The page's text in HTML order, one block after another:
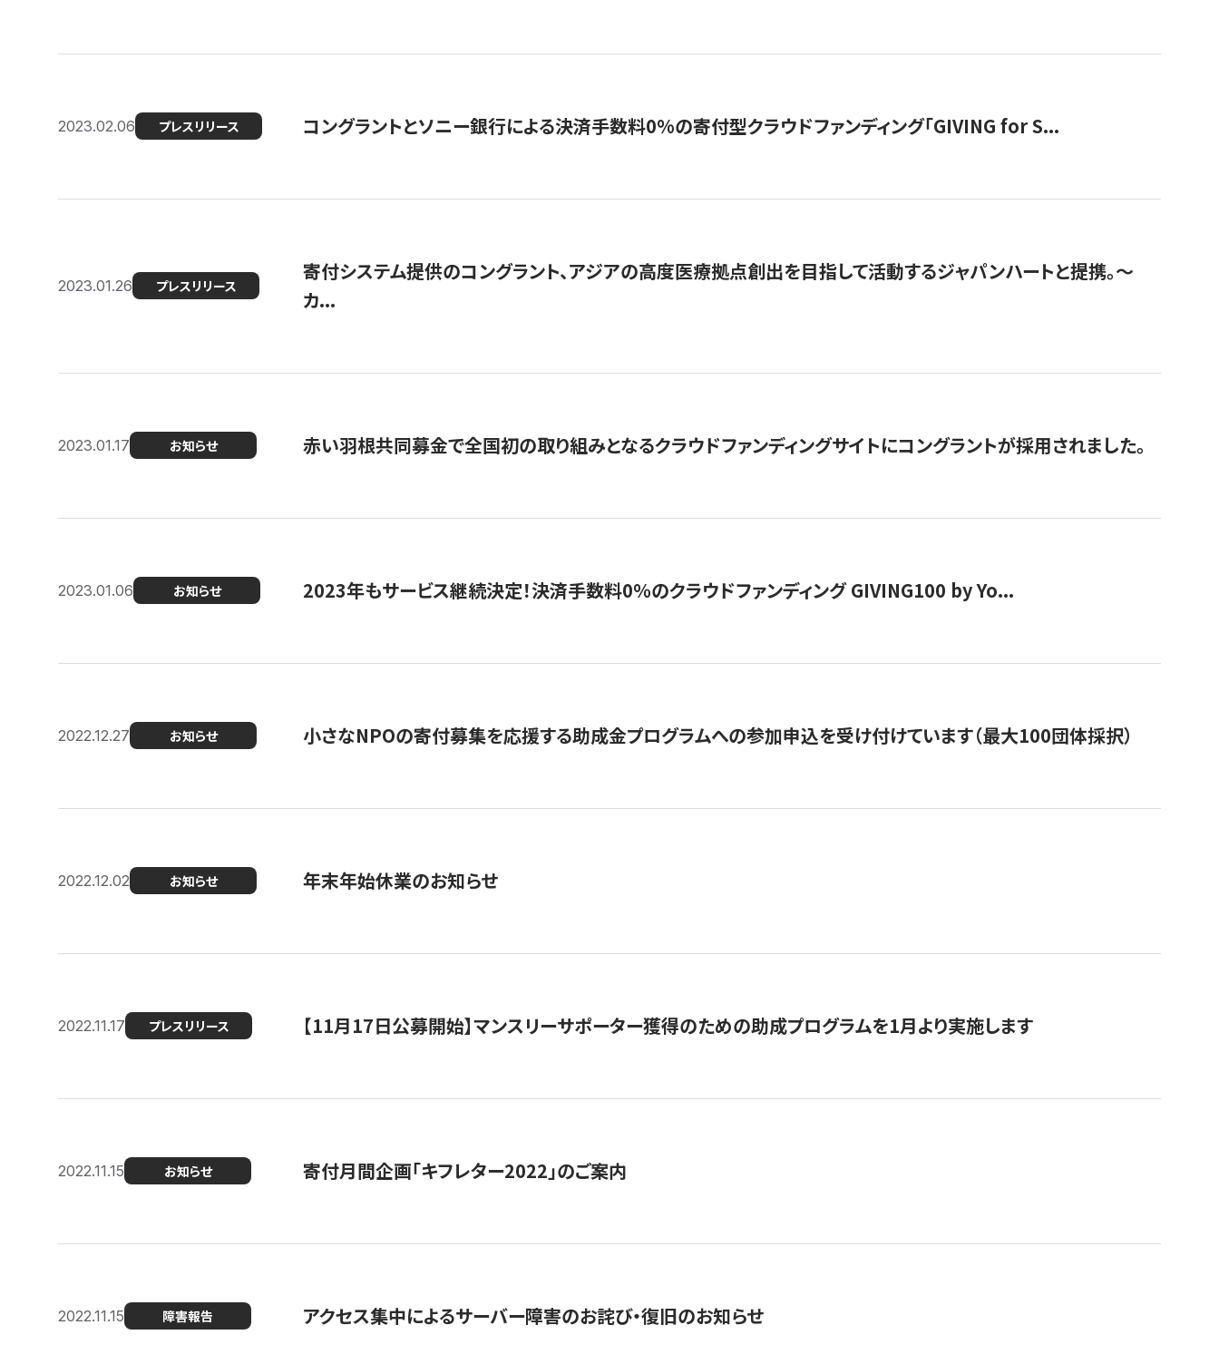
2023.02.06 プレスリリース コングラントとソニー銀行による決済手数料0%の寄付型クラウドファンディング「GIVING for S...
2023.01.26 プレスリリース
寄付システム提供のコングラント、アジアの高度医療拠点創出を目指して活動するジャパンハートと提携。〜
カ...
2023.01.17 お知らせ 赤い羽根共同募金で全国初の取り組みとなるクラウドファンディングサイトにコングラントが採用されました。
2023.01.06 お知らせ 2023年もサービス継続決定！決済手数料0％のクラウドファンディング GIVING100 by Yo...
2022.12.27 お知らせ 小さなNPOの寄付募集を応援する助成金プログラムへの参加申込を受け付けています（最大100団体採択）
2022.12.02 お知らせ 年末年始休業のお知らせ
2022.11.17 プレスリリース 【11月17日公募開始】マンスリーサポーター獲得のための助成プログラムを1月より実施します
2022.11.15 お知らせ 寄付月間企画「キフレター2022」のご案内
2022.11.15 障害報告 アクセス集中によるサーバー障害のお詫び・復旧のお知らせ